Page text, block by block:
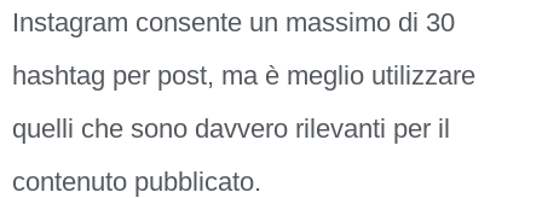
Instagram consente un massimo di 30
hashtag per post, ma è meglio utilizzare
quelli che sono davvero rilevanti per il
contenuto pubblicato.